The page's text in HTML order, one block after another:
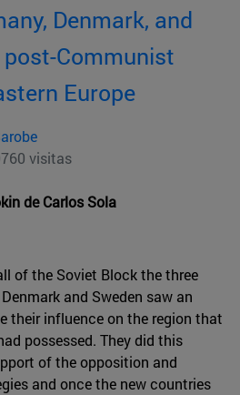
Denmark, and
Communist
Europe
visitas
de Carlos Sola
of the Soviet Block the three
and Sweden saw an
their influence on the region that
possessed. They did this
of the opposition and
and once the new countries